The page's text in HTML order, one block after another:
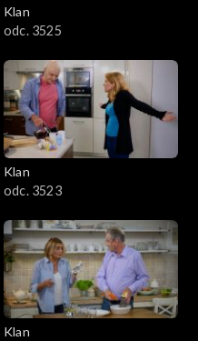
Klan
odc. 3525
Klan
odc. 3523
Klan